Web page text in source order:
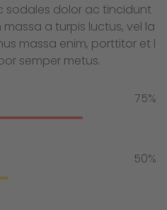
sodales dolor ac tincidunt
a turpis luctus, vel la
massa enim, porttitor et l
semper metus.
75%
50%